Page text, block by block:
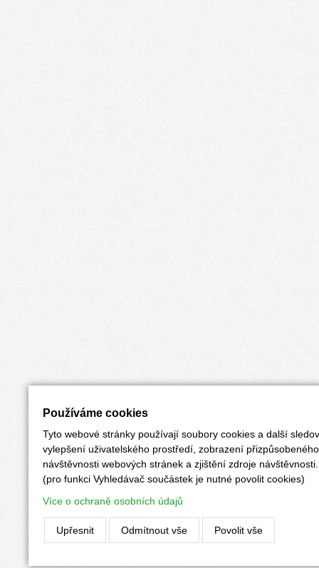
Používáme cookies
Tyto webové stránky používají soubory cookies a další
vylepšení uživatelského prostředí, zobrazení
návštěvnosti webových stránek a zjištění zdroje návštěvnosti.
(pro funkci Vyhledávač součástek je nutné povolit cookies)
Více o ochraně osobních údajů
Upřesnit Odmítnout vše Povolit vše